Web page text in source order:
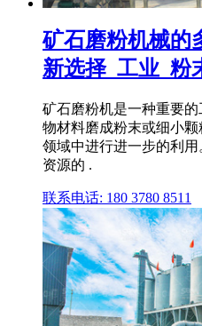
矿石磨粉机械的
新选择_工业_粉
矿石磨粉机是一种重要
物材料磨成粉末或细小
领域中进行进一步的利
资源的 .
联系电话: 180 3780 8511